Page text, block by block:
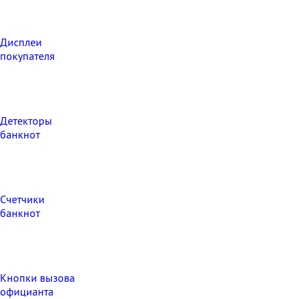
Дисплеи
покупателя
Детекторы
банкнот
Счетчики
банкнот
Кнопки вызова
официанта